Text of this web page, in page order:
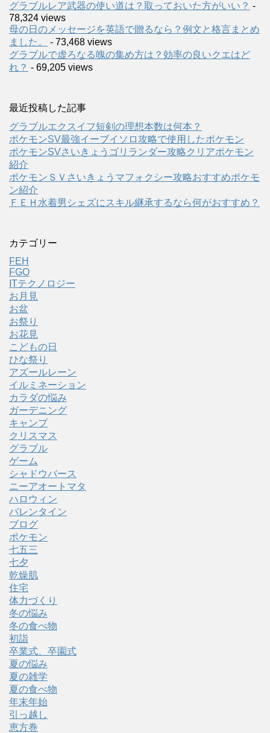
グラブルレア武器の使い道は？取っておいた方がいい？ -
78,324 views
母の日のメッセージを英語で贈るなら？例文と格言まとめ
ました。
- 73,468 views
グラブルで虚ろなる魄の集め方は？効率の良いクエはど
れ？ - 69,205 views
最近投稿した記事
グラブルエクスイフ短剣の理想本数は何本？
ポケモンSV最強イーブイソロ攻略で使用したポケモン
ポケモンSVさいきょうゴリランダー攻略クリアポケモン
紹介
ポケモンＳＶさいきょうマフォクシー攻略おすすめポケモ
ン紹介
ＦＥＨ水着男シェズにスキル継承するなら何がおすすめ？
カテゴリー
FEH
FGO
ITテクノロジー
お月見
お盆
お祭り
お花見
こどもの日
ひな祭り
アズールレーン
イルミネーション
カラダの悩み
ガーデニング
キャンプ
クリスマス
グラブル
ゲーム
シャドウバース
ニーアオートマタ
ハロウィン
バレンタイン
ブログ
ポケモン
七五三
七夕
乾燥肌
住宅
体力づくり
冬の悩み
冬の食べ物
初詣
卒業式、卒園式
夏の悩み
夏の雑学
夏の食べ物
年末年始
引っ越し
恵方巻